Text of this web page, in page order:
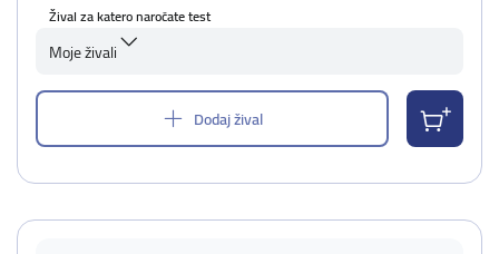
Žival za katero naročate test
Moje živali
Dodaj žival